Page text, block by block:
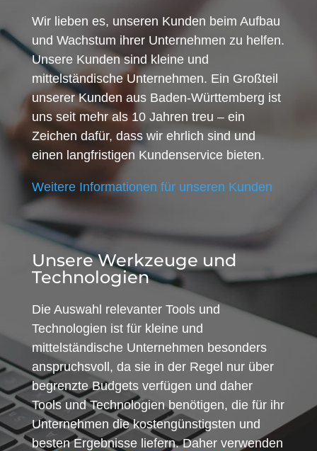
Wir lieben es, unseren Kunden beim Aufbau
und Wachstum ihrer Unternehmen zu helfen.
Unsere Kunden sind kleine und
mittelständische Unternehmen. Ein Großteil
unserer Kunden aus Baden-Württemberg ist
uns seit mehr als 10 Jahren treu – ein
Zeichen dafür, dass wir ehrlich sind und
einen langfristigen Kundenservice bieten.
Weitere Informationen für unseren Kunden
Unsere Werkzeuge und
Technologien
Die Auswahl relevanter Tools und
Technologien ist für kleine und
mittelständische Unternehmen besonders
anspruchsvoll, da sie in der Regel nur über
begrenzte Budgets verfügen und daher
Tools und Technologien benötigen, die für ihr
Unternehmen die kostengünstigsten und
besten Ergebnisse liefern. Daher verwenden